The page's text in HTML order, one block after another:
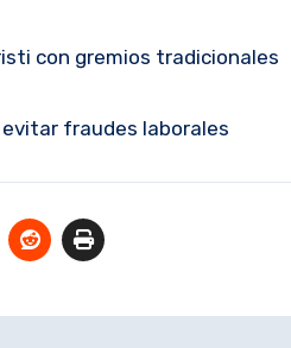
con gremios tradicionales
fraudes laborales